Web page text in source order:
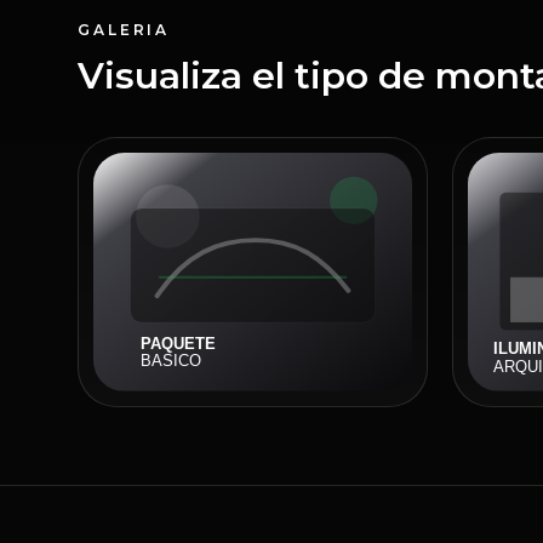
GALERIA
Visualiza el tipo de